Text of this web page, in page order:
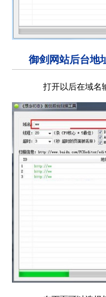
御剑网站后台地
打开以后在域名